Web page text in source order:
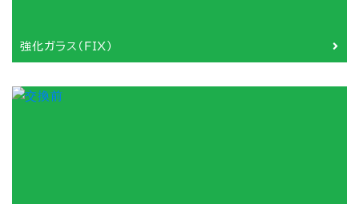
強化ガラス（FIX）